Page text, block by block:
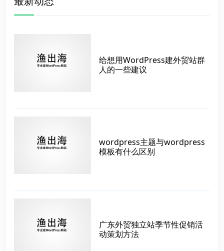
给想用WordPress建外贸站群
人的一些建议
wordpress主题与wordpress
模板有什么区别
广东外贸独立站季节性促销活
动策划方法